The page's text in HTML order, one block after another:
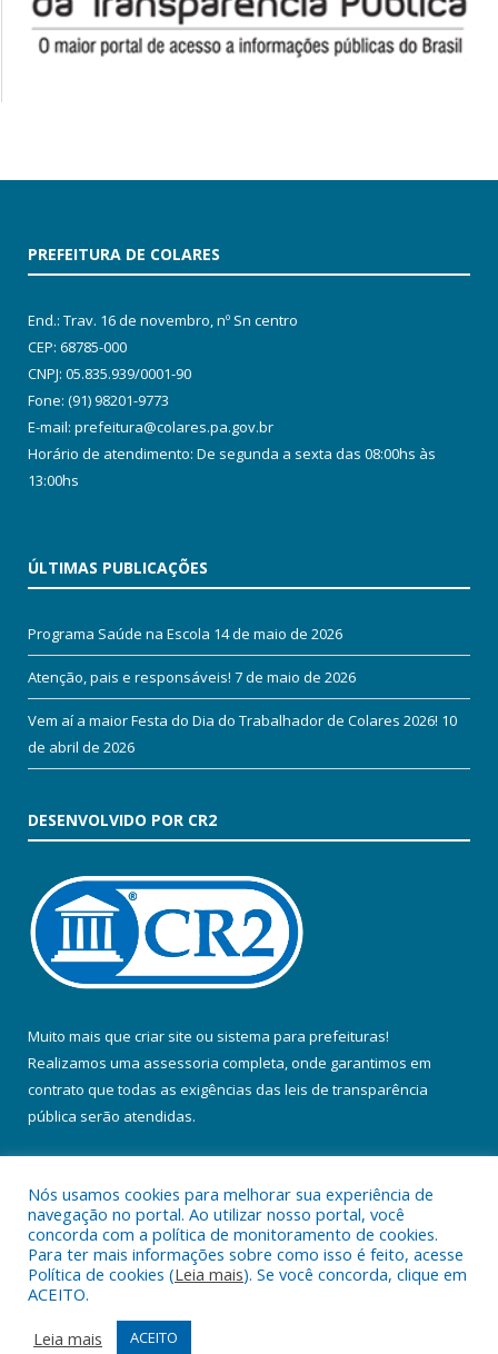
PREFEITURA DE COLARES
End.: Trav. 16 de novembro, nº Sn centro
CEP: 68785-000
CNPJ: 05.835.939/0001-90
Fone: (91) 98201-9773
E-mail: prefeitura@colares.pa.gov.br
Horário de atendimento: De segunda a sexta das 08:00hs às
13:00hs
ÚLTIMAS PUBLICAÇÕES
Programa Saúde na Escola 14 de maio de 2026
Atenção, pais e responsáveis! 7 de maio de 2026
Vem aí a maior Festa do Dia do Trabalhador de Colares 2026! 10
de abril de 2026
DESENVOLVIDO POR CR2
Muito mais que criar site ou sistema para prefeituras!
Realizamos uma assessoria completa, onde garantimos em
contrato que todas as exigências das leis de transparência
pública serão atendidas.
Todos os direitos reservados a Prefeitura Municipal de Colares.
Mapa do Site
Acessar Área Administrativa
Nós usamos cookies para melhorar sua experiência de
navegação no portal. Ao utilizar nosso portal, você
concorda com a política de monitoramento de cookies.
Para ter mais informações sobre como isso é feito, acesse
Política de cookies (Leia mais). Se você concorda, clique em
ACEITO.
Leia mais
ACEITO